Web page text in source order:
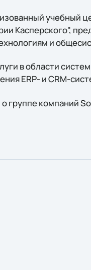
учебный
Касперского",
и
в области
ERP- и CRM-
компаний